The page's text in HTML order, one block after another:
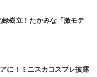
樹立！たかみな「激モテ
に！ミニスカコスプレ披露